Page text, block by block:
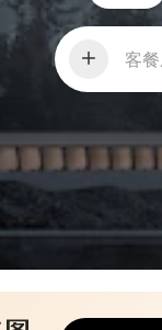
客